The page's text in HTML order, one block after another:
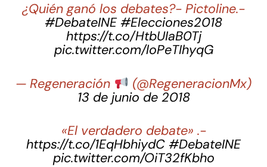
¿Quién ganó los debates?- Pictoline.-
#DebateINE #Elecciones2018
https://t.co/HtbUIaB0Tj
pic.twitter.com/loPeTIhyqG
— Regeneración
󠁲 (@RegeneracionMx)
13 de junio de 2018
«El verdadero debate» .-
https://t.co/1EqHbhiydC #DebateINE
pic.twitter.com/OiT32fKbho